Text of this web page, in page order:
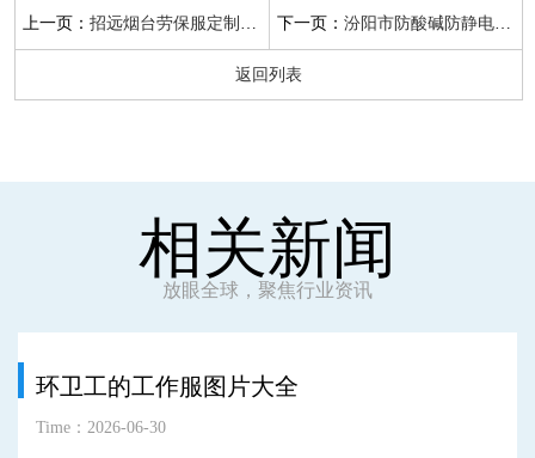
上一页：招远烟台劳保服定制厂家 下一页：汾阳市防酸碱防静电工作服
返回列表
相关新闻
放眼全球，聚焦行业资讯
环卫工的工作服图片大全
Time：2026-06-30